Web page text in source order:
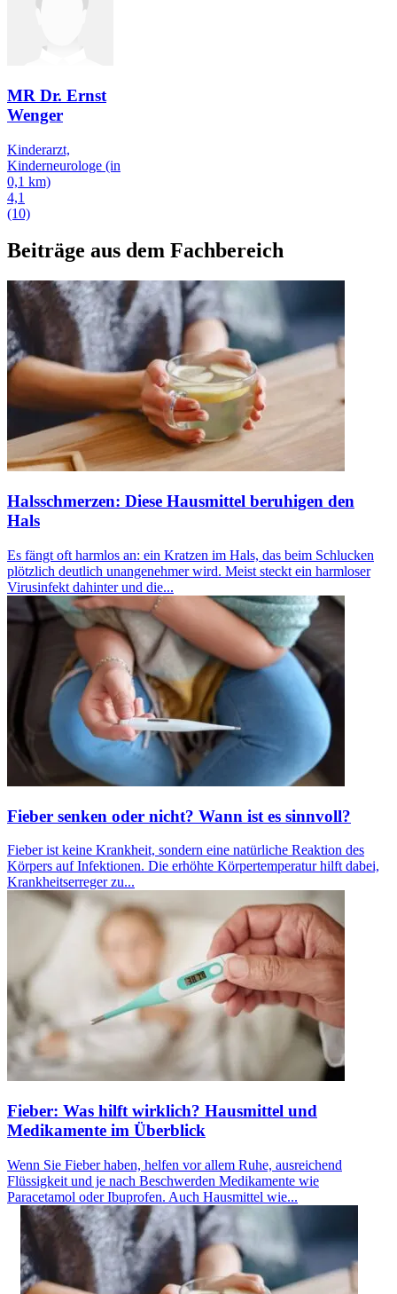
MR Dr. Ernst
Wenger
Kinderarzt,
Kinderneurologe (in
0,1 km)
4,1
(10)
Beiträge aus dem Fachbereich
Halsschmerzen: Diese Hausmittel beruhigen den
Hals
Es fängt oft harmlos an: ein Kratzen im Hals, das beim Schlucken
plötzlich deutlich unangenehmer wird. Meist steckt ein harmloser
Virusinfekt dahinter und die...
Fieber senken oder nicht? Wann ist es sinnvoll?
Fieber ist keine Krankheit, sondern eine natürliche Reaktion des
Körpers auf Infektionen. Die erhöhte Körpertemperatur hilft dabei,
Krankheitserreger zu...
Fieber: Was hilft wirklich? Hausmittel und
Medikamente im Überblick
Wenn Sie Fieber haben, helfen vor allem Ruhe, ausreichend
Flüssigkeit und je nach Beschwerden Medikamente wie
Paracetamol oder Ibuprofen. Auch Hausmittel wie...